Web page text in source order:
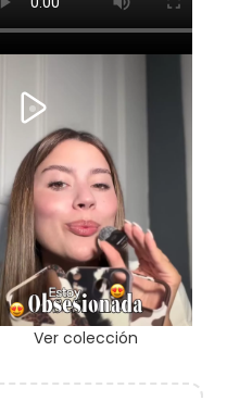
Ver colección